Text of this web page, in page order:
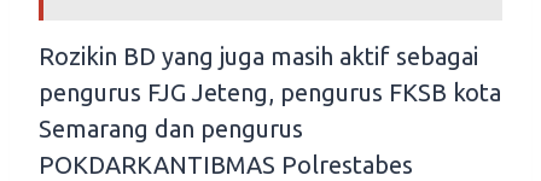
Rozikin BD yang juga masih aktif sebagai
pengurus FJG Jeteng, pengurus FKSB kota
Semarang dan pengurus
POKDARKANTIBMAS Polrestabes